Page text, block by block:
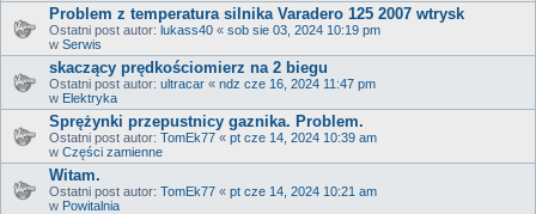
Problem z temperatura silnika Varadero 125 2007 wtrysk
Ostatni post autor: lukass40 « sob sie 03, 2024 10:19 pm
w Serwis
skaczący prędkościomierz na 2 biegu
Ostatni post autor: ultracar « ndz cze 16, 2024 11:47 pm
w Elektryka
Sprężynki przepustnicy gaznika. Problem.
Ostatni post autor: TomEk77 « pt cze 14, 2024 10:39 am
w Części zamienne
Witam.
Ostatni post autor: TomEk77 « pt cze 14, 2024 10:21 am
w Powitalnia